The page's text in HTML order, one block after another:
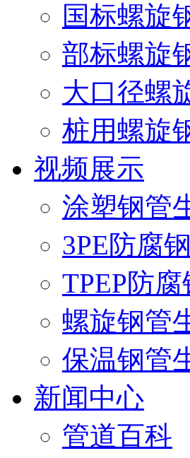
国标螺旋
部标螺旋
大口径螺
桩用螺旋
视频展示
涂塑钢管
3PE防腐
TPEP防
螺旋钢管
保温钢管
新闻中心
管道百科